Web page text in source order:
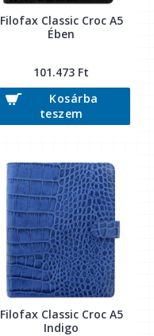
Filofax Classic Croc A5
Ében
101.473 Ft
Kosárba
teszem
Filofax Classic Croc A5
Indigo